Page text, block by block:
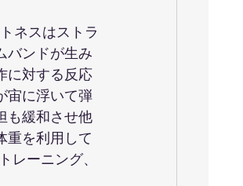
ネスはストラ
バンドが生み
に対する反応
宙に浮いて弾
も緩和させ他
重を利用して
レーニング、